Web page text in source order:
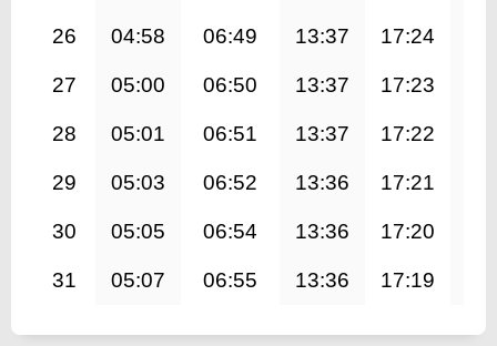
26 04:58 06:49 13:37 17:24
27 05:00 06:50 13:37 17:23
28 05:01 06:51 13:37 17:22
29 05:03 06:52 13:36 17:21
30 05:05 06:54 13:36 17:20
31 05:07 06:55 13:36 17:19